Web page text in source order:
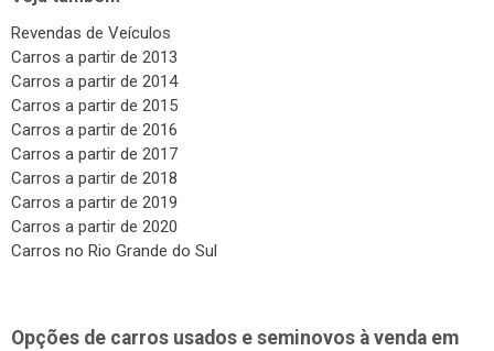
Revendas de Veículos
Carros a partir de 2013
Carros a partir de 2014
Carros a partir de 2015
Carros a partir de 2016
Carros a partir de 2017
Carros a partir de 2018
Carros a partir de 2019
Carros a partir de 2020
Carros no Rio Grande do Sul
Opções de carros usados e seminovos à venda em